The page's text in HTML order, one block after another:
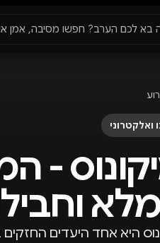
בא לכם הערב? חפשו מסיבה, אמן
ואלקטרוני
-
היא אחד היעדים